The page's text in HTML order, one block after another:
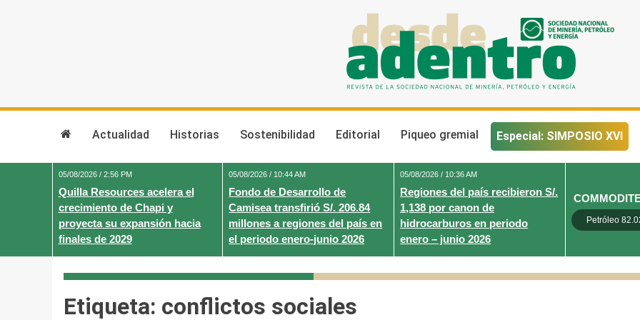
Actualidad Historias Sostenibilidad Editorial Piqueo gremial Especial: SIMPOSIO XVI
05/08/2026 / 2:56 PM
Quilla Resources acelera el
crecimiento de Chapi y
proyecta su expansión hacia
finales de 2029
05/08/2026 / 10:44 AM
Fondo de Desarrollo de
Camisea transfirió S/. 206.84
millones a regiones del país en
el periodo enero-junio 2026
05/08/2026 / 10:36 AM
Regiones del país recibieron S/.
1,138 por canon de
hidrocarburos en periodo
enero – junio 2026
Petróleo
Etiqueta: conflictos sociales